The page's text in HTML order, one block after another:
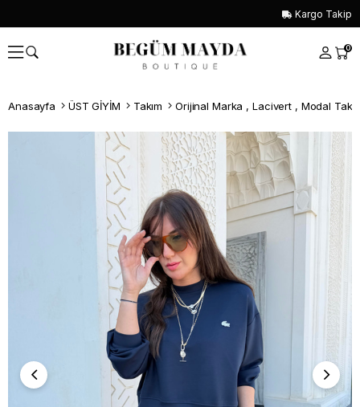
Kargo Takip
0
Anasayfa ÜST GİYİM Takım Orijinal Marka , Lacivert , Modal
Whatsapp İle Sipariş ver